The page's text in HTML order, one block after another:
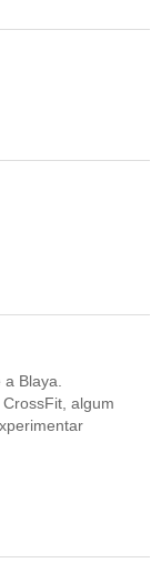
Blaya.
algum